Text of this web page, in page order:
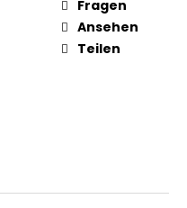
Fragen
Ansehen
Teilen